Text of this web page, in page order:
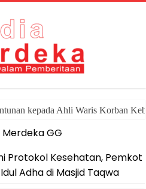
kepada Ahli Waris Korban
Protokol Kesehatan, Pemkot
Adha di Masjid Taqwa